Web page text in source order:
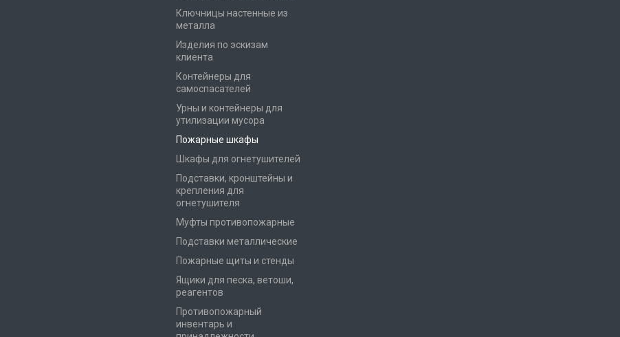
Ключницы настенные из
металла
Изделия по эскизам
клиента
Контейнеры для
самоспасателей
Урны и контейнеры для
утилизации мусора
Пожарные шкафы
Шкафы для огнетушителей
Подставки, кронштейны и
крепления для
огнетушителя
Муфты противопожарные
Подставки металлические
Пожарные щиты и стенды
Ящики для песка, ветоши,
реагентов
Противопожарный
инвентарь и